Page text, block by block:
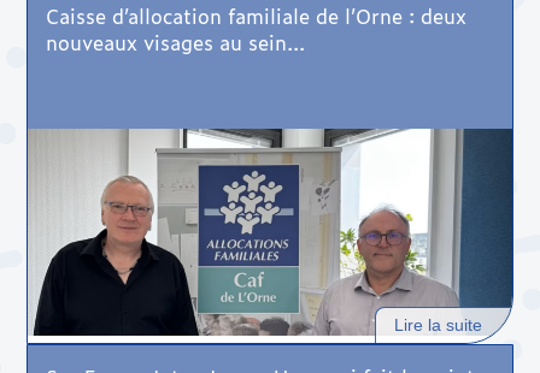
Caisse d’allocation familiale de l’Orne : deux
nouveaux visages au sein...
Lire la suite